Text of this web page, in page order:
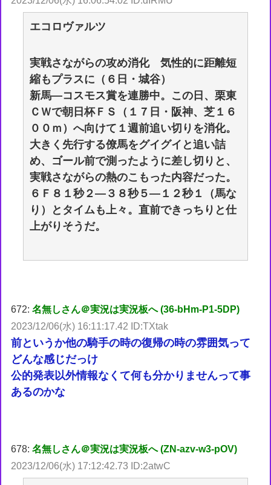
エコロヴァルツ
実戦さながらの攻め消化 気性的に距離短
縮もプラスに（６日・城谷）
新馬―コスモス賞を連勝中。この日、栗東
ＣＷで朝日杯ＦＳ（１７日・阪神、芝１６
００ｍ）へ向けて１週前追い切りを消化。
大きく先行する僚馬をグイグイと追い詰
め、ゴール前で測ったように差し切りと、
実戦さながらの熱のこもった内容だった。
６Ｆ８１秒２―３８秒５―１２秒１（馬な
り）とタイムも上々。直前できっちりと仕
上がりそうだ。
672:名無しさん＠実況は実況板へ (36-bHm-P1-5DP)
2023/12/06(水) 16:11:17.42 ID:TXtak
前というか他の騎手の時の復帰の時の雰囲気って
どんな感じだっけ
公的発表以外情報なくて何も分かりませんって事
あるのかな
678:名無しさん＠実況は実況板へ (ZN-azv-w3-pOV)
2023/12/06(水) 17:12:42.73 ID:2atwC